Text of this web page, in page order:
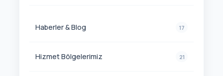
Haberler & Blog 17
Hizmet Bölgelerimiz 21